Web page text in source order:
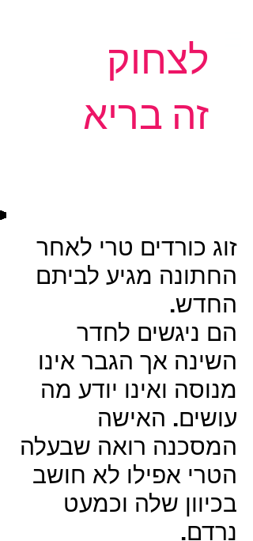
לצחוק
זה בריא
זוג כורדים טרי לאחר
החתונה מגיע לביתם
החדש.
הם ניגשים לחדר
השינה אך הגבר אינו
מנוסה ואינו יודע מה
עושים. האישה
המסכנה רואה שבעלה
הטרי אפילו לא חושב
בכיוון שלה וכמעט
נרדם.